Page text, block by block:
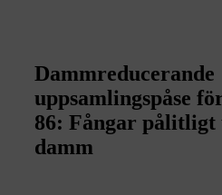
Dammreducerande
uppsamlingspåse
86: Fångar pålitligt
damm